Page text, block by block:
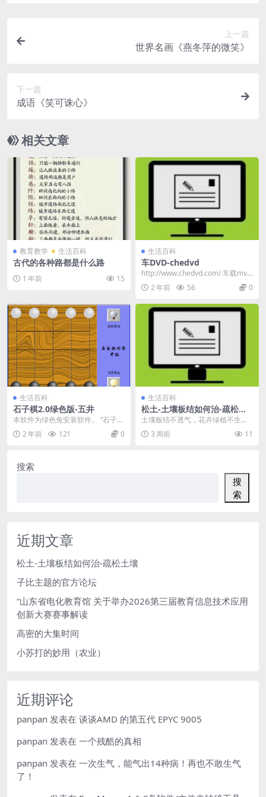
上一篇
世界名画《燕冬萍的微笑》
下一篇
成语《笑可诛心》
相关文章
教育教学 生活百科
古代的各种路都是什么路
1 年前 15
生活百科
车DVD-chedvd
http://www.chedvd.com/ 车载mv
打包下载,高清MP4_AV...
2 年前 56 0
生活百科
石子棋2.0绿色版-五井
本软件为绿色免安装软件。 “石子
棋”游戏是一种两人对弈的小型棋类
游戏。 双方棋手...
2 年前 121 0
生活百科
松土-土壤板结如何治-疏松土
壤
土壤板结不透气，花卉绿植不生
长，种啥啥不行，教你一招轻松解
决： 20毫升的啤酒，...
3 周前 11
搜索
搜
索
近期文章
松土-土壤板结如何治-疏松土壤
子比主题的官方论坛
“山东省电化教育馆 关于举办2026第三届教育信息技术应用
创新大赛赛事解读
高密的大集时间
小苏打的妙用（农业）
近期评论
panpan 发表在 谈谈AMD 的第五代 EPYC 9005
panpan 发表在 一个残酷的真相
panpan 发表在 一次生气，能气出14种病！再也不敢生气
了！